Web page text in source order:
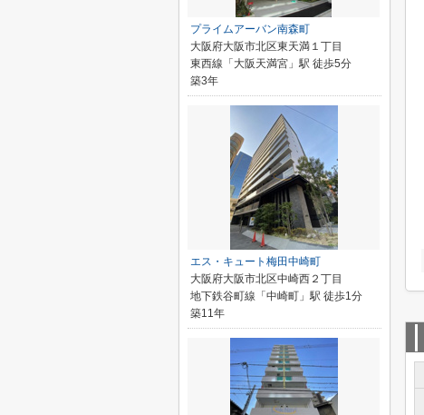
プライムアーバン南森町
大阪府大阪市北区東天満１丁目
東西線「大阪天満宮」駅 徒歩5分
築3年
エス・キュート梅田中崎町
大阪府大阪市北区中崎西２丁目
地下鉄谷町線「中崎町」駅 徒歩1分
築11年